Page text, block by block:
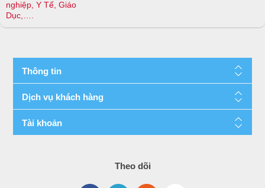
nghiệp, Y Tế, Giáo
Dục,….
Thông tin
Dịch vụ khách hàng
Tài khoản
Theo dõi